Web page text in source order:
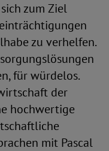
zum Ziel
zu verhelfen.
für würdelos.
der
hochwertige
mit Pascal